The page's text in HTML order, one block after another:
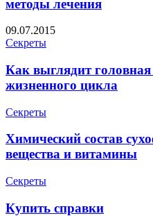
методы лечения
09.07.2015
Секреты
Как выглядит
жизненного цикла
Секреты
Химический состав
вещества и витамины
Секреты
Купить справки